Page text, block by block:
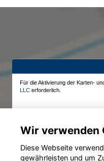
Für die Aktivierung der Karten-
LLC erforderlich.
Wir verwenden
Diese Webseite
gewährleisten und um